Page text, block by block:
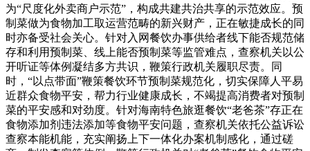
为“尺度化外卖商户示范”，构成共建共治共享的示范效应。预
制菜做为食物加工取运营范畴的新兴财产，正在敏捷成长的同
时亦备受社会关心。针对入网餐饮办事供给者线下能否规范储
存和利用预制菜、线上能否预制菜等监管难点，查察机关以公
开听证等体例凝结多方共识，鞭策行政机关履职尽责。同
时，“以点带面”鞭策餐饮环节预制菜规范化，切实保障人平易
近群众食物平安，帮力行业健康成长，不竭提高消费者对预制
菜的平安感和对劲度。针对海南特色旅逛餐饮“老爸茶”存正在
食物添加剂违法添加等食物平安问题，查察机关依托公益诉讼
查察本能机能，充实阐扬上下一体化办案机制感化，通过磋